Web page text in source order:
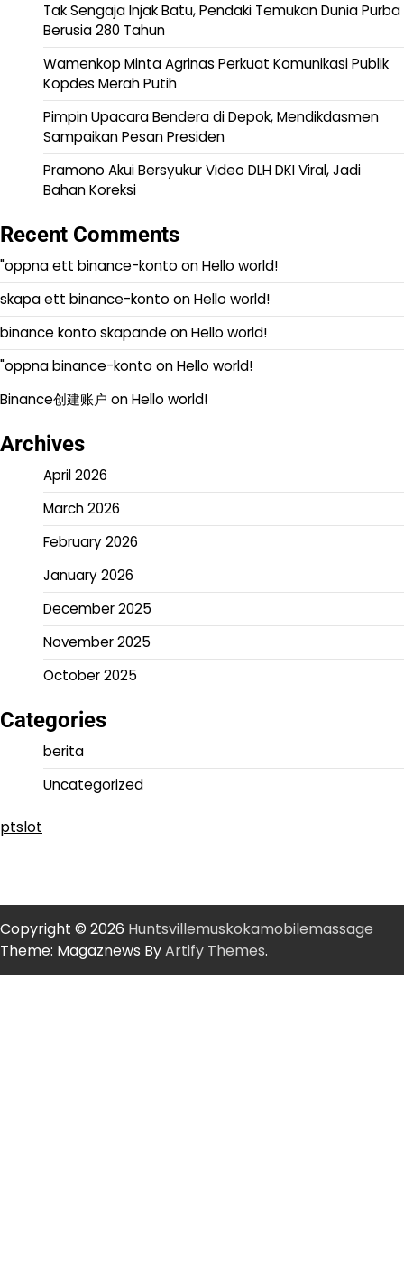
Tak Sengaja Injak Batu, Pendaki Temukan Dunia Purba
Berusia 280 Tahun
Wamenkop Minta Agrinas Perkuat Komunikasi Publik
Kopdes Merah Putih
Pimpin Upacara Bendera di Depok, Mendikdasmen
Sampaikan Pesan Presiden
Pramono Akui Bersyukur Video DLH DKI Viral, Jadi
Bahan Koreksi
Recent Comments
"oppna ett binance-konto onHello world!
skapa ett binance-konto onHello world!
binance konto skapande onHello world!
"oppna binance-konto onHello world!
Binance创建账户 onHello world!
Archives
April 2026
March 2026
February 2026
January 2026
December 2025
November 2025
October 2025
Categories
berita
Uncategorized
ptslot
Copyright © 2026 Huntsvillemuskokamobilemassage
Theme: Magaznews ByArtify Themes.